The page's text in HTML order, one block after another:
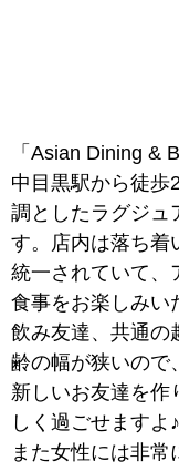
「Asian Dining &
中目黒駅から徒歩
調としたラグジュ
す。店内は落ち着
統一されていて、
食事をお楽しみい
飲み友達、共通の
齢の幅が狭いので
新しいお友達を作
しく過ごせますよ♪
また女性には非常